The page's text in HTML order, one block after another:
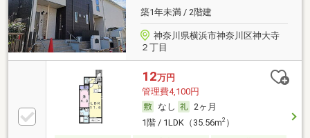
築1年未満 / 2階建
神奈川県横浜市神奈川区神大寺
２丁目
12万円
管理費4,100円
なし
2ヶ月
1階 / 1LDK（35.56m2）